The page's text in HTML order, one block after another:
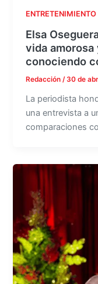
ENTRETENIMIENTO
Elsa
vida
conociendo
Redacción/ 30 de
La periodista
una entrevista a
comparaciones